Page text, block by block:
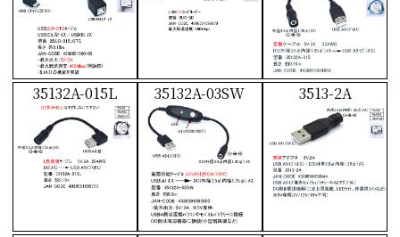
35132A-015L 35132A-03SW 3513-2A